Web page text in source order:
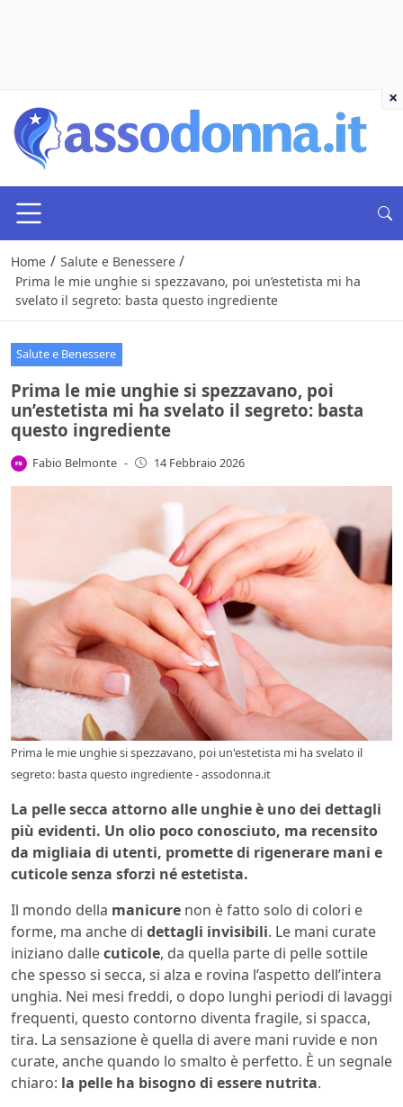
Home / Salute e Benessere /
Prima le mie unghie si spezzavano, poi un’estetista mi ha
svelato il segreto: basta questo ingrediente
Salute e Benessere
Prima le mie unghie si spezzavano, poi
un’estetista mi ha svelato il segreto: basta
questo ingrediente
Fabio Belmonte - 14 Febbraio 2026
Prima le mie unghie si spezzavano, poi un'estetista mi ha svelato il
segreto: basta questo ingrediente - assodonna.it
La pelle secca attorno alle unghie è uno dei dettagli
più evidenti. Un olio poco conosciuto, ma recensito
da migliaia di utenti, promette di rigenerare mani e
cuticole senza sforzi né estetista.
Il mondo della manicure non è fatto solo di colori e
forme, ma anche di dettagli invisibili. Le mani curate
iniziano dallecuticole, da quella parte di pelle sottile
che spesso si secca, si alza e rovina l’aspetto dell’intera
unghia. Nei mesi freddi, o dopo lunghi periodi di lavaggi
frequenti, questo contorno diventa fragile, si spacca,
tira. La sensazione è quella di avere mani ruvide e non
curate, anche quando lo smalto è perfetto. È un segnale
chiaro: la pelle ha bisogno di essere nutrita.
×